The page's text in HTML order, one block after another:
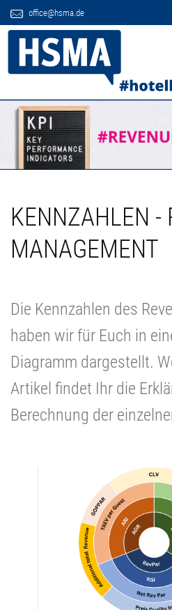
office@hsma.de
KENNZAHLEN -
MANAGEMENT
Die Kennzahlen des
haben wir für Euch in
Diagramm dargestellt.
Artikel findet Ihr die
Berechnung der